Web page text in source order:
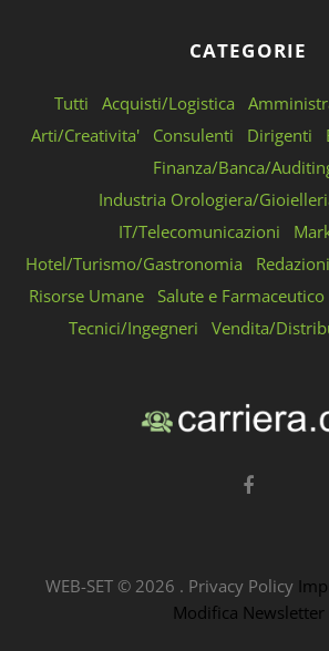
CATEGORIE
Tutti Acquisti/Logistica
Arti/Creativita'
Consulenti Dirigenti
Finanza/Banca/
Industria Orologiera/
IT/Telecomunicazioni
Hotel/Turismo/Gastronomia
Risorse Umane
Salute e Farmaceutico
Tecnici/Ingegneri
Vendita/
WEB-SET © 2026 . Privacy Policy
Modifica Newsletter